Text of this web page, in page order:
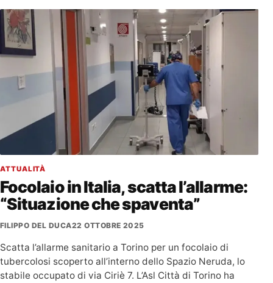
ATTUALITÀ
Focolaio in Italia, scatta l’allarme:
“Situazione che spaventa”
FILIPPO DEL DUCA22 OTTOBRE 2025
Scatta l’allarme sanitario a Torino per un focolaio di
tubercolosi scoperto all’interno dello Spazio Neruda, lo
stabile occupato di via Ciriè 7. L’Asl Città di Torino ha